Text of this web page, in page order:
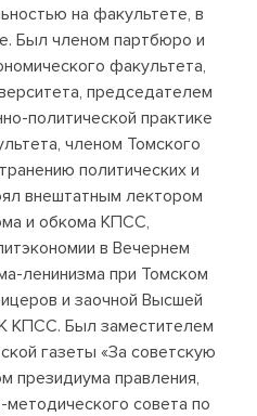
на факультете, в
Был членом партбюро и
факультета,
председателем
политической практике
членом Томского
политических и
внештатным лектором
и обкома КПСС,
в Вечернем
ленинизма при Томском
и заочной Высшей
КПСС. Был заместителем
газеты «За советскую
президиума правления,
совета по